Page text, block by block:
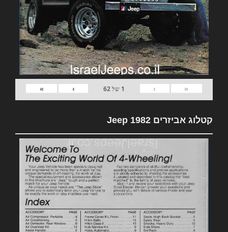
«
‹
1 של62
›
»
קטלוג אביזרים 1982 Jeep